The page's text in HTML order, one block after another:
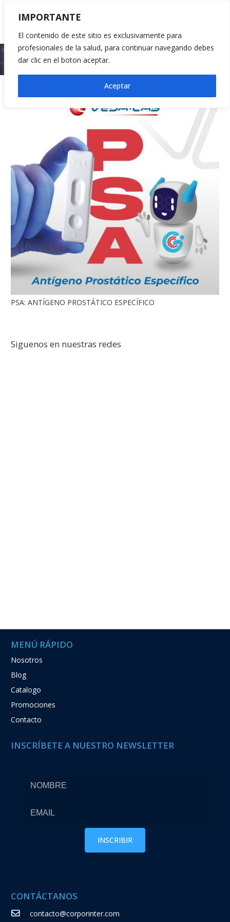
IMPORTANTE
El contenido de este sitio es exclusivamente para
profesionales de la salud, para continuar navegando debes
dar clic en el boton aceptar.
Aceptar
Inicio 2024 septiembre
PSA: ANTÍGENO PROSTÁTICO ESPECÍFICO
Siguenos en nuestras redes
MENÚ RÁPIDO
Nosotros
Blog
Catalogo
Promociones
Contacto
INSCRÍBETE A NUESTRO NEWSLETTER
CONTÁCTANOS
contacto@corporinter.com